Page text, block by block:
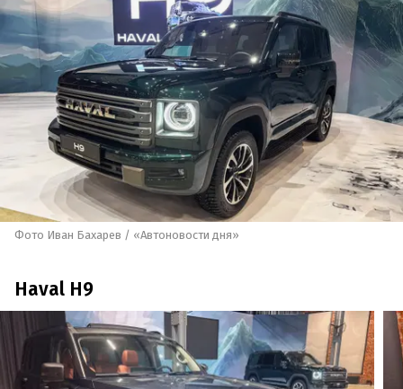
Фото Иван Бахарев / «Автоновости дня»
Haval H9